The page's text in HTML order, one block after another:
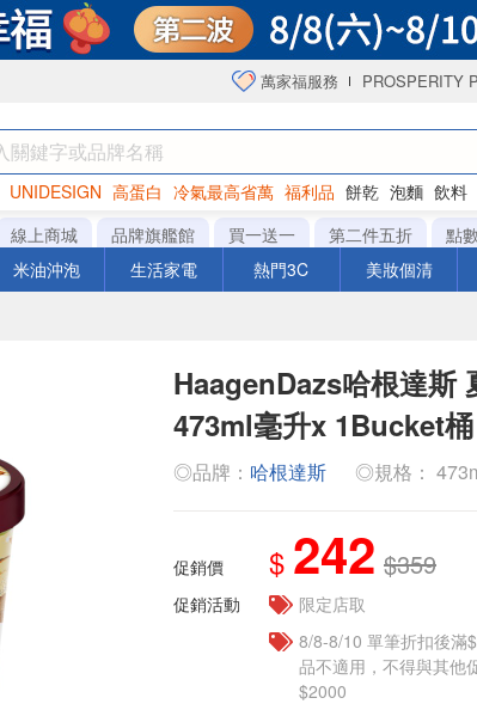
萬家福服務 PROSPERITY
UNIDESIGN 高蛋白 冷氣最高省萬 福利品 餅乾 泡麵 飲料
罐頭 咖啡 海苔
線上商城 品牌旗艦館 買一送一 第二件五折 點
米油沖泡 生活家電 熱門3C 美妝個清
HaagenDazs哈根達斯
473ml毫升x 1Bucket桶
◎品牌： 哈根達斯 ◎規格：
促銷價 $ 242 $359
促銷活動
限定店取
8/8-8/10 單筆折扣後滿
品不適用，不得與其他
$2000